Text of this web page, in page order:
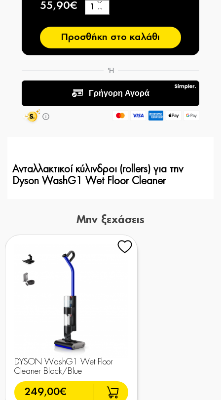
55,90€
−
+
Προσθήκη στο καλάθι
Ανταλλακτικοί κύλινδροι (rollers) για την
Dyson WashG1 Wet Floor Cleaner
Μην ξεχάσεις
DYSON WashG1 Wet Floor
Cleaner Black/Blue
249,00€